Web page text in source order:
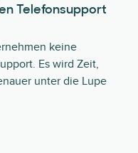
Telefonsupport
keine
Es wird Zeit,
unter die Lupe